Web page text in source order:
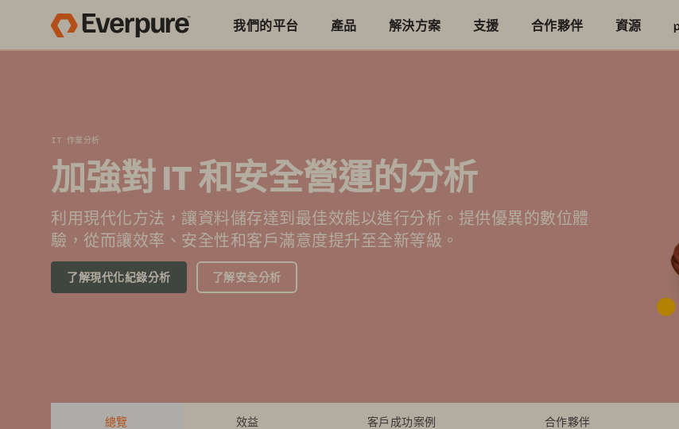
我們的平台 產品 解決方案 支援 合作夥伴 資源
IT 作業分析
加強對 IT 和安全營運的分析
利用現代化方法，讓資料儲存達到最佳效能以進行分析。提供優異的數位體
驗，從而讓效率、安全性和客戶滿意度提升至全新等級。
了解現代化紀錄分析 了解安全分析
總覽 效益 客戶成功案例 合作夥伴